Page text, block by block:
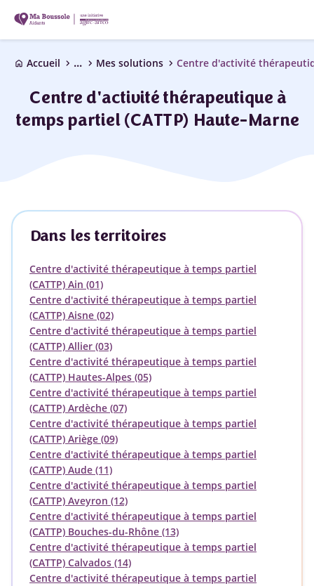
home Accueil chevron_right ... chevron_right Mes solutions chevron_right
Centre d'activité thérapeutique à
temps partiel (CATTP) Haute-Marne
Dans les territoires
Centre d'activité thérapeutique à temps partiel
(CATTP) Ain (01)
Centre d'activité thérapeutique à temps partiel
(CATTP) Aisne (02)
Centre d'activité thérapeutique à temps partiel
(CATTP) Allier (03)
Centre d'activité thérapeutique à temps partiel
(CATTP) Hautes-Alpes (05)
Centre d'activité thérapeutique à temps partiel
(CATTP) Ardèche (07)
Centre d'activité thérapeutique à temps partiel
(CATTP) Ariège (09)
Centre d'activité thérapeutique à temps partiel
(CATTP) Aude (11)
Centre d'activité thérapeutique à temps partiel
(CATTP) Aveyron (12)
Centre d'activité thérapeutique à temps partiel
(CATTP) Bouches-du-Rhône (13)
Centre d'activité thérapeutique à temps partiel
(CATTP) Calvados (14)
Centre d'activité thérapeutique à temps partiel